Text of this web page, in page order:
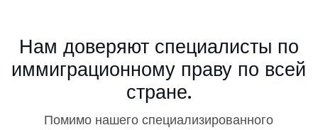
Нам доверяют специалисты по
иммиграционному праву по всей
стране.
Помимо нашего специализированного